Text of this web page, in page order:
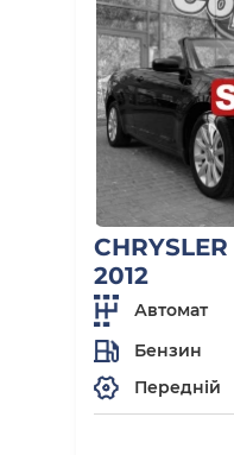
2012
Автомат
Бензин
Передній